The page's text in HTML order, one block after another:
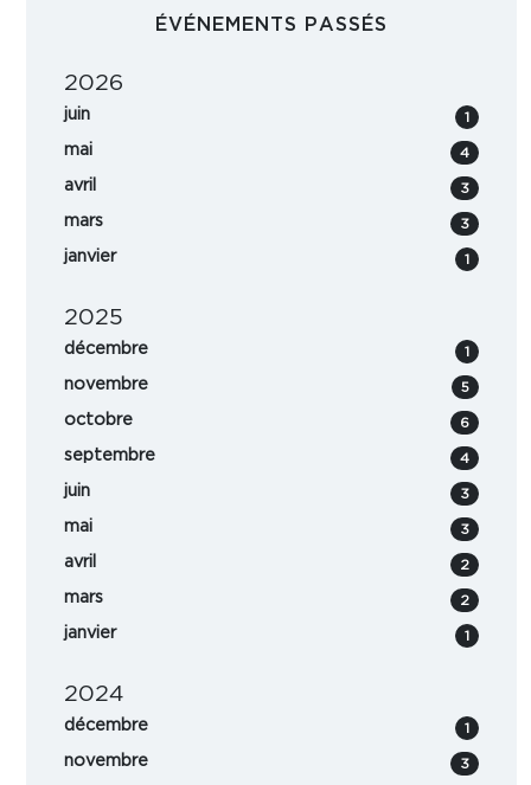
ÉVÉNEMENTS PASSÉS
2026
juin 1
mai 4
avril 3
mars 3
janvier 1
2025
décembre 1
novembre 5
octobre 6
septembre 4
juin 3
mai 3
avril 2
mars 2
janvier 1
2024
décembre 1
novembre 3